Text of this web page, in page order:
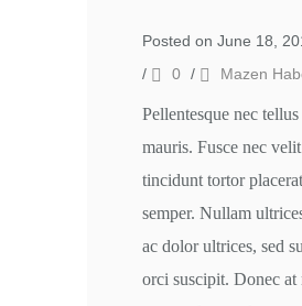
Posted on June 18,
/
0 / Mazen
Pellentesque nec tellus
mauris. Fusce nec velit
tincidunt tortor placerat
semper. Nullam
ac dolor ultrices, sed
orci suscipit. Donec at